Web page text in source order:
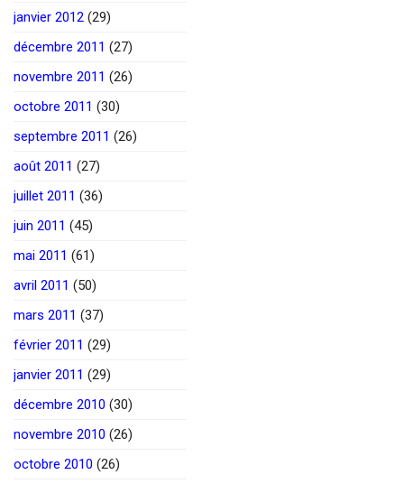
janvier 2012 (29)
décembre 2011 (27)
novembre 2011 (26)
octobre 2011 (30)
septembre 2011 (26)
août 2011 (27)
juillet 2011 (36)
juin 2011 (45)
mai 2011 (61)
avril 2011 (50)
mars 2011 (37)
février 2011 (29)
janvier 2011 (29)
décembre 2010 (30)
novembre 2010 (26)
octobre 2010 (26)